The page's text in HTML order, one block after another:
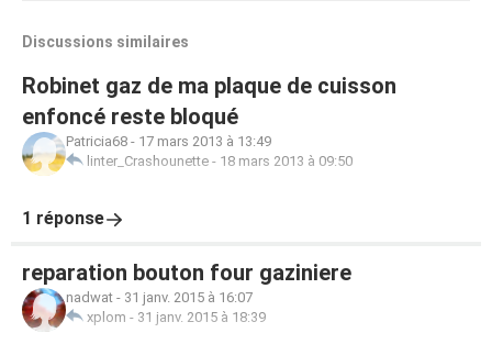
Discussions similaires
Robinet gaz de ma plaque de cuisson
enfoncé reste bloqué
Patricia68 - 17 mars 2013 à 13:49
linter_Crashounette - 18 mars 2013 à 09:50
1 réponse
reparation bouton four gaziniere
nadwat - 31 janv. 2015 à 16:07
xplom - 31 janv. 2015 à 18:39